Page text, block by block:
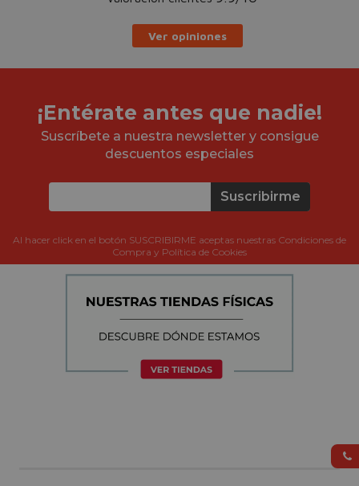
Ver opiniones
¡Entérate antes que nadie!
Suscríbete a nuestra newsletter y consigue
descuentos especiales
Suscribirme
Al hacer click en el botón SUSCRIBIRME aceptas nuestras Condiciones de
Compra y Política de Cookies